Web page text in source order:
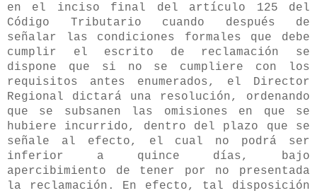
en el inciso final del artículo 125 del
Código Tributario cuando después de
señalar las condiciones formales que debe
cumplir el escrito de reclamación se
dispone que si no se cumpliere con los
requisitos antes enumerados, el Director
Regional dictará una resolución, ordenando
que se subsanen las omisiones en que se
hubiere incurrido, dentro del plazo que se
señale al efecto, el cual no podrá ser
inferior a quince días, bajo
apercibimiento de tener por no presentada
la reclamación. En efecto, tal disposición